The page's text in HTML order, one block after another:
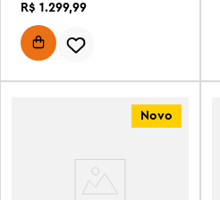
R$ 1 .299,99
Novo